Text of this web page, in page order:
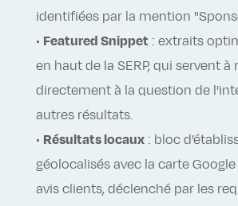
identifiées par la mention
• Featured Snippet : extraits
en haut de la SERP, qui servent à
directement à la question de
autres résultats.
• Résultats locaux : bloc
géolocalisés avec la carte
avis clients, déclenché par les